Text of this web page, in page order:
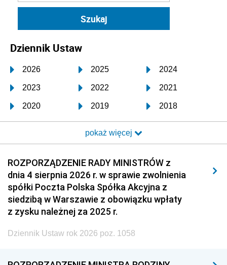
Dziennik Ustaw
2026 2025 2024
2023 2022 2021
2020 2019 2018
2017 2016 2015
2014 2013 2012
2011 2010 2009
2008 2007 2006
2005 2004 2003
2002 2001
1999 1998
pokaż więcej
ROZPORZĄDZENIE RADY MINISTRÓW z
dnia 4 sierpnia 2026 r. w sprawie zwolnienia
spółki Poczta Polska Spółka Akcyjna z
siedzibą w Warszawie z obowiązku wpłaty
z zysku należnej za 2025 r.
Dziennik Ustaw rok 2026 poz. 1058